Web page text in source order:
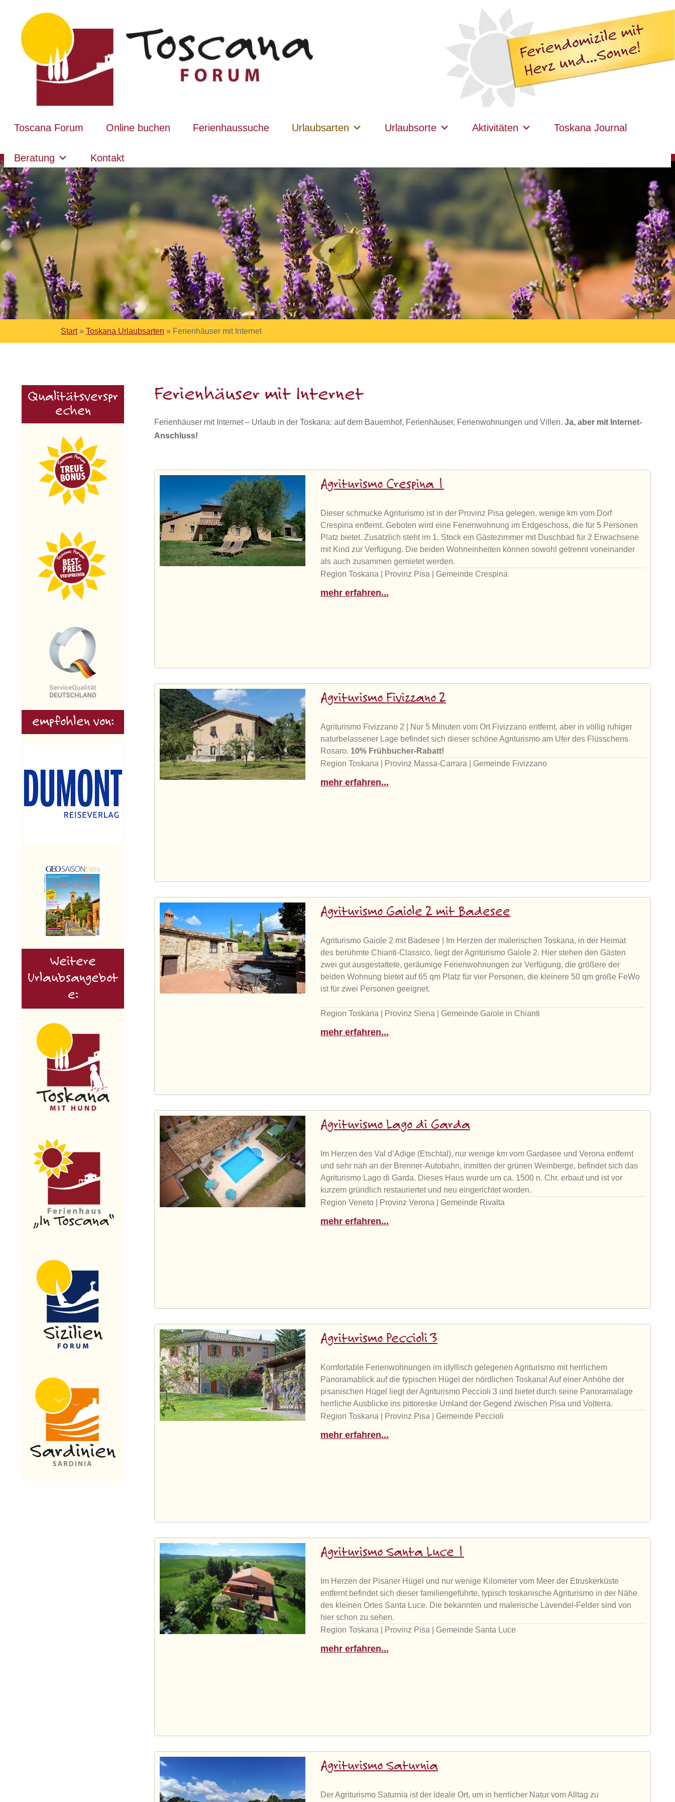
Toscana Forum Online buchen Ferienhaussuche Urlaubsarten Urlaubsorte Aktivitäten Toskana Journal
Beratung Kontakt
Start» Toskana Urlaubsarten » Ferienhäuser mit Internet
Qualitätsverspr
echen
empfohlen von:
Weitere
Urlaubsangebot
e:
Ferienhäuser mit Internet
Ferienhäuser mit Internet – Urlaub in der Toskana: auf dem Bauernhof, Ferienhäuser, Ferienwohnungen und Villen. Ja, aber mit Internet-
Anschluss!
Agriturismo Crespina 1
Dieser schmucke Agriturismo ist in der Provinz Pisa gelegen, wenige km vom Dorf
Crespina entfernt. Geboten wird eine Ferienwohnung im Erdgeschoss, die für 5 Personen
Platz bietet. Zusätzlich steht im 1. Stock ein Gästezimmer mit Duschbad für 2 Erwachsene
mit Kind zur Verfügung. Die beiden Wohneinheiten können sowohl getrennt voneinander
als auch zusammen gemietet werden.
Region Toskana | Provinz Pisa | Gemeinde Crespina
mehr erfahren...
Agriturismo Fivizzano 2
Agriturismo Fivizzano 2 | Nur 5 Minuten vom Ort Fivizzano entfernt, aber in völlig ruhiger
naturbelassener Lage befindet sich dieser schöne Agriturismo am Ufer des Flüsschens
Rosaro. 10% Frühbucher-Rabatt!
Region Toskana | Provinz Massa-Carrara | Gemeinde Fivizzano
mehr erfahren...
Agriturismo Gaiole 2 mit Badesee
Agriturismo Gaiole 2 mit Badesee | Im Herzen der malerischen Toskana, in der Heimat
des berühmte Chianti-Classico, liegt der Agriturismo Gaiole 2. Hier stehen den Gästen
zwei gut ausgestattete, geräumige Ferienwohnungen zur Verfügung, die größere der
beiden Wohnung bietet auf 65 qm Platz für vier Personen, die kleinere 50 qm große FeWo
ist für zwei Personen geeignet.
Region Toskana | Provinz Siena | Gemeinde Gaiole in Chianti
mehr erfahren...
Agriturismo Lago di Garda
Im Herzen des Val d’Adige (Etschtal), nur wenige km vom Gardasee und Verona entfernt
und sehr nah an der Brenner-Autobahn, inmitten der grünen Weinberge, befindet sich das
Agriturismo Lago di Garda. Dieses Haus wurde um ca. 1500 n. Chr. erbaut und ist vor
kurzem gründlich restauriertet und neu eingerichtet worden.
Region Veneto | Provinz Verona | Gemeinde Rivalta
mehr erfahren...
Agriturismo Peccioli 3
Komfortable Ferienwohnungen im idyllisch gelegenen Agriturismo mit herrlichem
Panoramablick auf die typischen Hügel der nördlichen Toskana! Auf einer Anhöhe der
pisanischen Hügel liegt der Agriturismo Peccioli 3 und bietet durch seine Panoramalage
herrliche Ausblicke ins pittoreske Umland der Gegend zwischen Pisa und Volterra.
Region Toskana | Provinz Pisa | Gemeinde Peccioli
mehr erfahren...
Agriturismo Santa Luce 1
Im Herzen der Pisaner Hügel und nur wenige Kilometer vom Meer der Etruskerküste
entfernt befindet sich dieser familiengeführte, typisch toskanische Agriturismo in der Nähe
des kleinen Ortes Santa Luce. Die bekannten und malerische Lavendel-Felder sind von
hier schon zu sehen.
Region Toskana | Provinz Pisa | Gemeinde Santa Luce
mehr erfahren...
Agriturismo Saturnia
Der Agriturismo Saturnia ist der ideale Ort, um in herrlicher Natur vom Alltag zu